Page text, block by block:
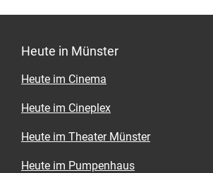
Heute in Münster
Heute im Cinema
Heute im Cineplex
Heute im Theater Münster
Heute im Pumpenhaus